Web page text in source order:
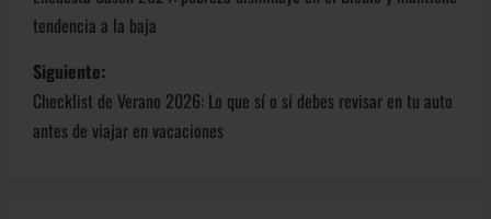
tendencia a la baja
Siguiente:
Checklist de Verano 2026: Lo que sí o sí debes revisar en tu auto
antes de viajar en vacaciones